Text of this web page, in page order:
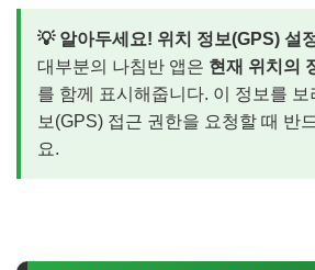
💡 알아두세요! 위치 정보(GPS) 설
대부분의 나침반 앱은 현재 위치의
를 함께 표시해줍니다. 이 정보를 보
보(GPS) 접근 권한을 요청할 때 반
요.